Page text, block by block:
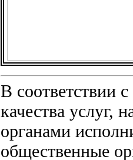
В соответствии
качества услуг,
органами
общественные